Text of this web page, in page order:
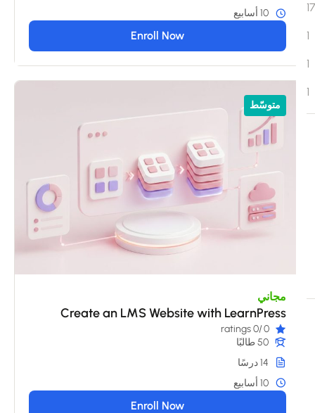
10 أسابيع
Enroll Now
متوسّط
مجاني
Create an LMS Website with LearnPress
0
/0 ratings
50 طالبًا
14 درسًا
10 أسابيع
Enroll Now